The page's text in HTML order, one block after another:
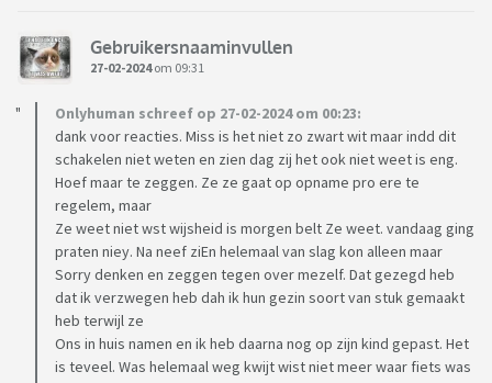
Gebruikersnaaminvullen
27-02-2024om 09:31
Onlyhuman schreef op 27-02-2024 om 00:23:
dank voor reacties. Miss is het niet zo zwart wit maar indd dit
schakelen niet weten en zien dag zij het ook niet weet is eng.
Hoef maar te zeggen. Ze ze gaat op opname pro ere te
regelem, maar
Ze weet niet wst wijsheid is morgen belt Ze weet. vandaag ging
praten niey. Na neef ziEn helemaal van slag kon alleen maar
Sorry denken en zeggen tegen over mezelf. Dat gezegd heb
dat ik verzwegen heb dah ik hun gezin soort van stuk gemaakt
heb terwijl ze
Ons in huis namen en ik heb daarna nog op zijn kind gepast. Het
is teveel. Was helemaal weg kwijt wist niet meer waar fiets was